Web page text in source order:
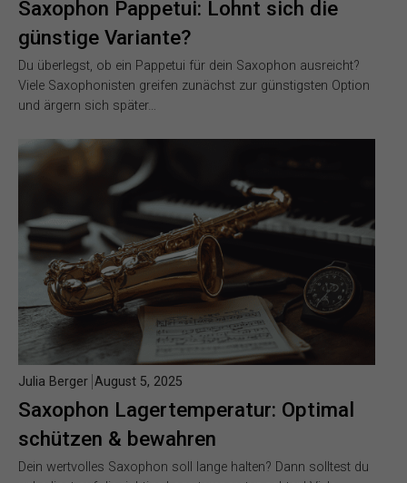
Saxophon Pappetui: Lohnt sich die
günstige Variante?
Du überlegst, ob ein Pappetui für dein Saxophon ausreicht?
Viele Saxophonisten greifen zunächst zur günstigsten Option
und ärgern sich später…
Saxophon Lagertemperatur: Optimal
schützen & bewahren
Julia Berger August 5, 2025
Dein wertvolles Saxophon soll lange halten? Dann solltest du